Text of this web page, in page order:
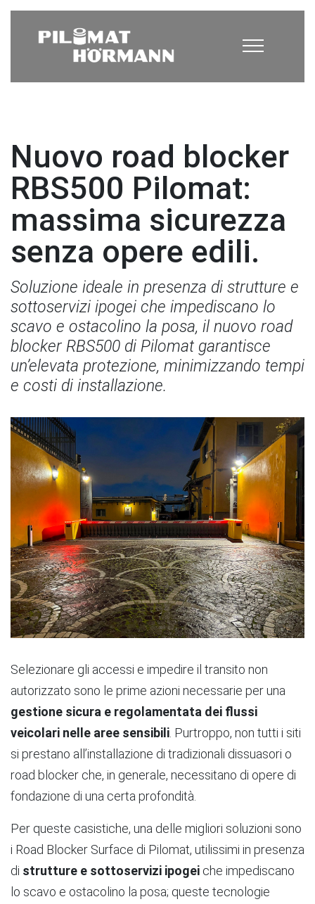
Nuovo road blocker
RBS500 Pilomat:
massima sicurezza
senza opere edili.
Soluzione ideale in presenza di strutture e
sottoservizi ipogei che impediscano lo
scavo e ostacolino la posa, il nuovo road
blocker RBS500 di Pilomat garantisce
un’elevata protezione, minimizzando tempi
e costi di installazione.
Selezionare gli accessi e impedire il transito non
autorizzato sono le prime azioni necessarie per una
gestione sicura e regolamentata dei flussi
veicolari nelle aree sensibili . Purtroppo, non tutti i siti
si prestano all’installazione di tradizionali dissuasori o
road blocker che, in generale, necessitano di opere di
fondazione di una certa profondità.
Per queste casistiche, una delle migliori soluzioni sono
i Road Blocker Surface di Pilomat, utilissimi in presenza
di strutture e sottoservizi ipogei che impediscano
lo scavo e ostacolino la posa; queste tecnologie